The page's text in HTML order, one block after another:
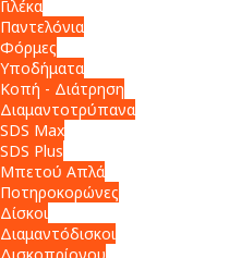
Γιλέκα
Παντελόνια
Φόρμες
Υποδήματα
Κοπή - Διάτρηση
Διαμαντοτρύπανα
SDS Max
SDS Plus
Μπετού Απλά
Ποτηροκορώνες
Δίσκοι
Διαμαντόδισκοι